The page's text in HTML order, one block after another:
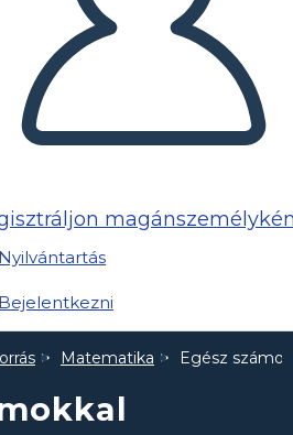
Nyilvántartás
Bejelentkezni
Matematika Egész